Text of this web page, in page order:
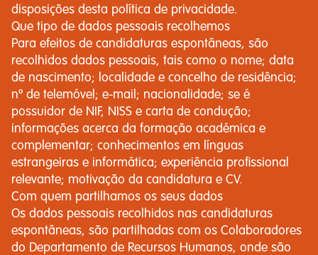
disposições desta política de privacidade.
Que tipo de dados pessoais recolhemos
Para efeitos de candidaturas espontâneas, são
recolhidos dados pessoais, tais como o nome; data
de nascimento; localidade e concelho de residência;
nº de telemóvel; e-mail; nacionalidade; se é
possuidor de NIF, NISS e carta de condução;
informações acerca da formação académica e
complementar; conhecimentos em línguas
estrangeiras e informática; experiência profissional
relevante; motivação da candidatura e CV.
Com quem partilhamos os seus dados
Os dados pessoais recolhidos nas candidaturas
espontâneas, são partilhadas com os Colaboradores
do Departamento de Recursos Humanos, onde são